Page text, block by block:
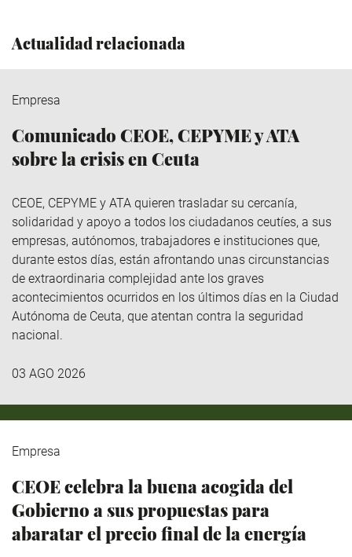
Actualidad relacionada
Empresa
Comunicado CEOE, CEPYME y ATA
sobre la crisis en Ceuta
CEOE, CEPYME y ATA quieren trasladar su cercanía,
solidaridad y apoyo a todos los ciudadanos ceutíes, a sus
empresas, autónomos, trabajadores e instituciones que,
durante estos días, están afrontando unas circunstancias
de extraordinaria complejidad ante los graves
acontecimientos ocurridos en los últimos días en la Ciudad
Autónoma de Ceuta, que atentan contra la seguridad
nacional.
03 AGO 2026
Empresa
CEOE celebra la buena acogida del
Gobierno a sus propuestas para
abaratar el precio final de la energía